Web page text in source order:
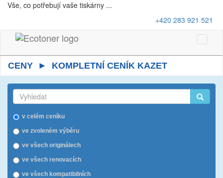
Vše, co potřebují vaše tiskárny ...
+420 283 921 521
Toggle
CENY ► KOMPLETNÍ CENÍK KAZET
v celém ceníku
ve zvoleném výběru
ve všech originálech
ve všech renovacích
ve všech kompatibilních